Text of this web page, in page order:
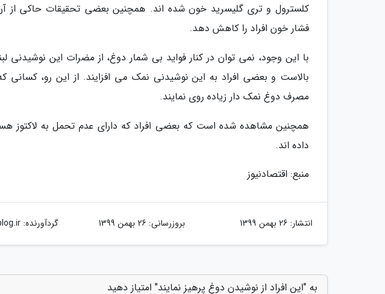
کلسترول و تری گلیسرید خون شده اند. همچنین بعضی تحقیقات حاکی
فشار خون افراد را کاهش دهد.
با این وجود، نمی توان در کنار فواید بی شمار دوغ، از مضرات این
بالاست و بعضی افراد به این نوشیدنی نمک می افزایند. از این رو،
مصرف دوغ نمک دار زیاده روی نمایند.
همچنین مشاهده شده است که بعضی افراد که دارای عدم تحمل به لاکتوز
داده اند.
منبع: اقتصادنیوز
انتشار: 26 بهمن 1399 بروزرسانی: 26 بهمن 1399 گردآورنده:
به "این افراد از نوشیدن دوغ پرهیز نمایند" امتیاز دهید